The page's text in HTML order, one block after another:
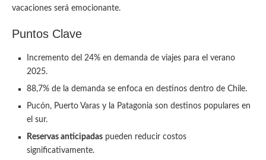
vacaciones será emocionante.
Puntos Clave
Incremento del 24% en demanda de viajes para el verano
2025.
88,7% de la demanda se enfoca en destinos dentro de Chile.
Pucón, Puerto Varas y la Patagonia son destinos populares en
el sur.
Reservas anticipadas pueden reducir costos
significativamente.